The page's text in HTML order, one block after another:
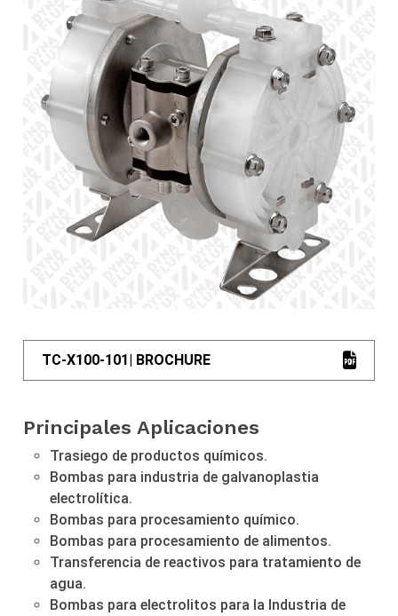
TC-X100-101| BROCHURE
Principales Aplicaciones
Trasiego de productos químicos.
Bombas para industria de galvanoplastia
electrolítica.
Bombas para procesamiento químico.
Bombas para procesamiento de alimentos.
Transferencia de reactivos para tratamiento de
agua.
Bombas para electrolitos para la Industria de